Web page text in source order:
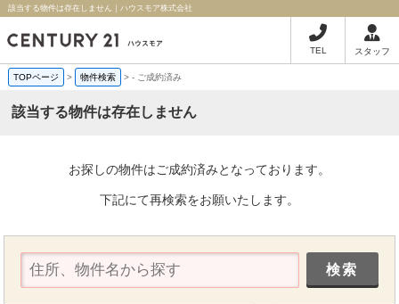
該当する物件は存在しません｜ハウスモア株式会社
TEL スタッフ
TOPページ > 物件検索 >- ご成約済み
該当する物件は存在しません
お探しの物件はご成約済みとなっております。
下記にて再検索をお願いたします。